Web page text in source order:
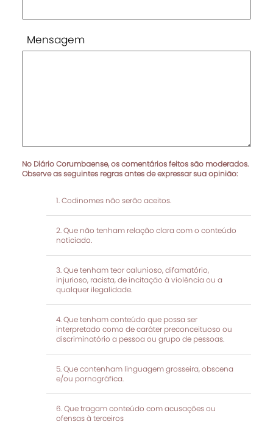
Mensagem
No Diário Corumbaense, os comentários feitos são moderados.
Observe as seguintes regras antes de expressar sua opinião:
Codinomes não serão aceitos.
Que não tenham relação clara com o conteúdo
noticiado.
Que tenham teor calunioso, difamatório,
injurioso, racista, de incitação à violência ou a
qualquer ilegalidade.
Que tenham conteúdo que possa ser
interpretado como de caráter preconceituoso ou
discriminatório a pessoa ou grupo de pessoas.
Que contenham linguagem grosseira, obscena
e/ou pornográfica.
Que tragam conteúdo com acusações ou
ofensas à terceiros